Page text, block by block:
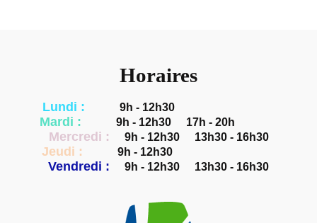
Horaires
Lundi : 9h - 12h30
Mardi : 9h - 12h30 17h - 20h
Mercredi : 9h - 12h30 13h30 - 16h30
Jeudi : 9h - 12h30
Vendredi : 9h - 12h30 13h30 - 16h30